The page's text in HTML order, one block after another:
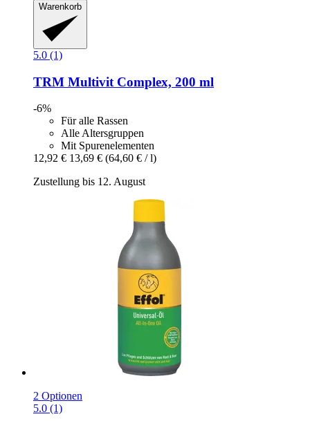
Warenkorb
5.0 (1)
TRM Multivit Complex, 200 ml
-6%
Für alle Rassen
Alle Altersgruppen
Mit Spurenelementen
12,92 € 13,69 € (64,60 € / l)
Zustellung bis 12. August
2 Optionen
5.0 (1)